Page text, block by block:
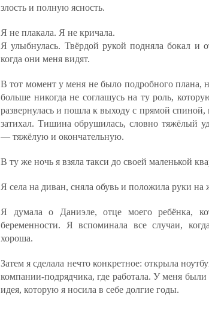
злость и полную ясность.
Я не плакала. Я не кричала.
Я улыбнулась. Твёрдой рукой подняла бокал и
когда они меня видят.
В тот момент у меня не было подробного плана,
больше никогда не соглашусь на ту роль,
развернулась и пошла к выходу с прямой
затихал. Тишина обрушилась, словно тяжёлый
— тяжёлую и окончательную.
В ту же ночь я взяла такси до своей маленькой
Я села на диван, сняла обувь и положила руки на
Я думала о Даниэле, отце моего ребёнка,
беременности. Я вспоминала все случаи,
хороша.
Затем я сделала нечто конкретное: открыла
компании-подрядчика, где работала. У меня
идея, которую я носила в себе долгие годы.